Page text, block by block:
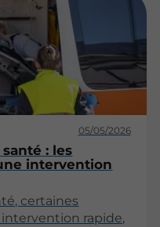
adaptée à ces
explore les
son
ainsi que les
05/05/2026
: les
intervention
certaines
rapide,